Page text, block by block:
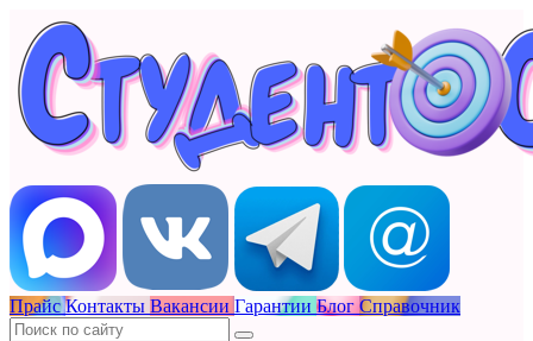
Прайс Контакты Вакансии Гарантии Блог Справочник